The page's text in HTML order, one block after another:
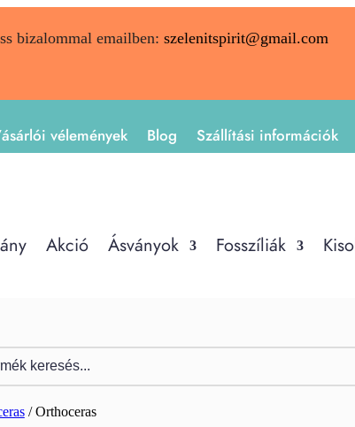
bizalommal emailben: szelenitspirit@gmail.com
vélemények Blog Szállítási információk
Akció Ásványok Fosszíliák
/ Orthoceras